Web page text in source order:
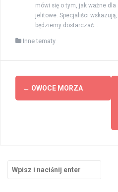
mówi się o tym, jak ważne
jelitowe. Specjaliści
będziemy dostarczać...
Inne tematy
Zobacz
wpisy
← OWOCE MORZA
Szukaj: